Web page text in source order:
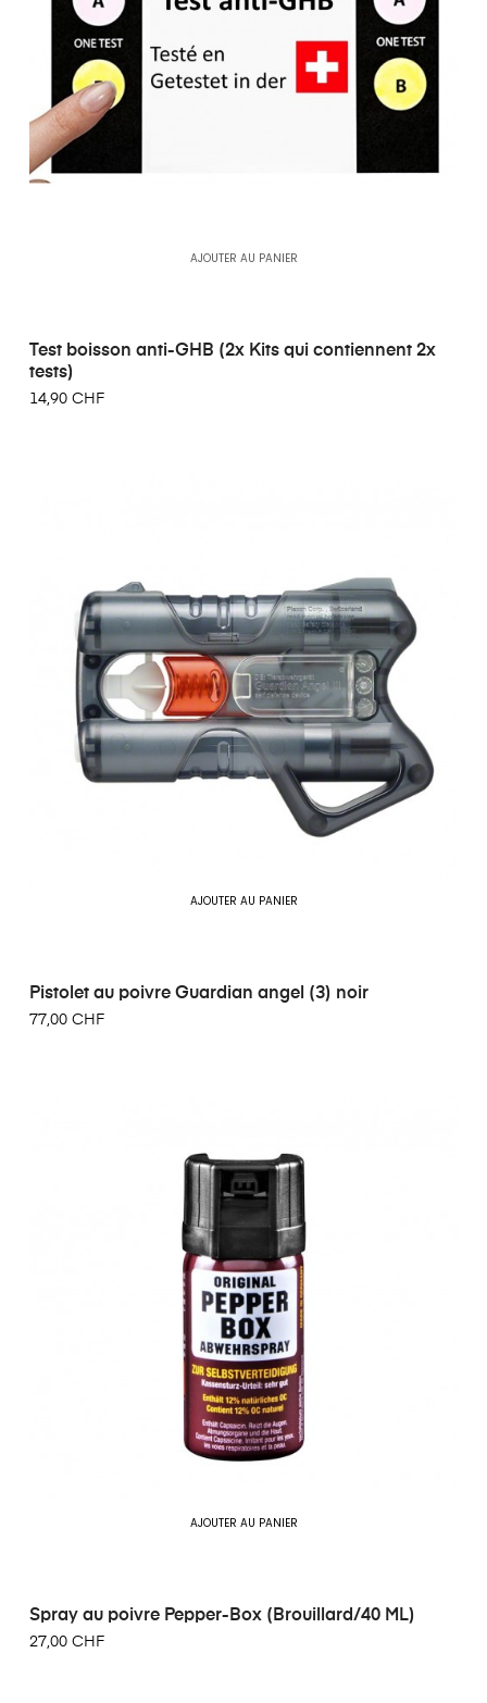
AJOUTER AU PANIER
Test boisson anti-GHB (2x Kits qui contiennent 2x
tests)
14,90 CHF
AJOUTER AU PANIER
Pistolet au poivre Guardian angel (3) noir
77,00 CHF
AJOUTER AU PANIER
Spray au poivre Pepper-Box (Brouillard/40 ML)
27,00 CHF